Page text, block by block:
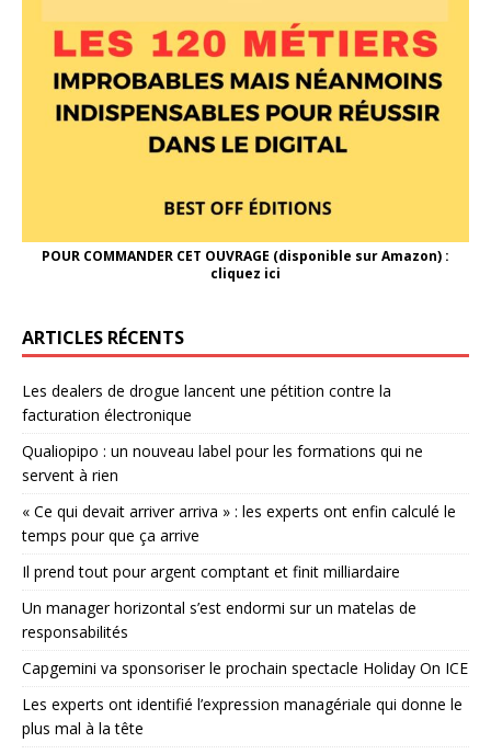
POUR COMMANDER CET OUVRAGE (disponible sur Amazon) :
cliquez ici
ARTICLES RÉCENTS
Les dealers de drogue lancent une pétition contre la
facturation électronique
Qualiopipo : un nouveau label pour les formations qui ne
servent à rien
« Ce qui devait arriver arriva » : les experts ont enfin calculé le
temps pour que ça arrive
Il prend tout pour argent comptant et finit milliardaire
Un manager horizontal s’est endormi sur un matelas de
responsabilités
Capgemini va sponsoriser le prochain spectacle Holiday On ICE
Les experts ont identifié l’expression managériale qui donne le
plus mal à la tête